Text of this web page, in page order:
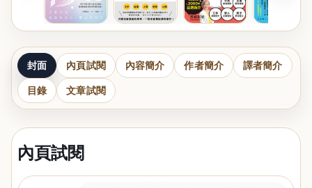
封面 內頁試閱 內容簡介 作者簡介 譯者簡介
目錄 文章試閱
內頁試閱